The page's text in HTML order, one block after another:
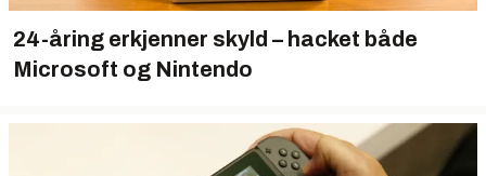
24-åring erkjenner skyld – hacket både
Microsoft og Nintendo